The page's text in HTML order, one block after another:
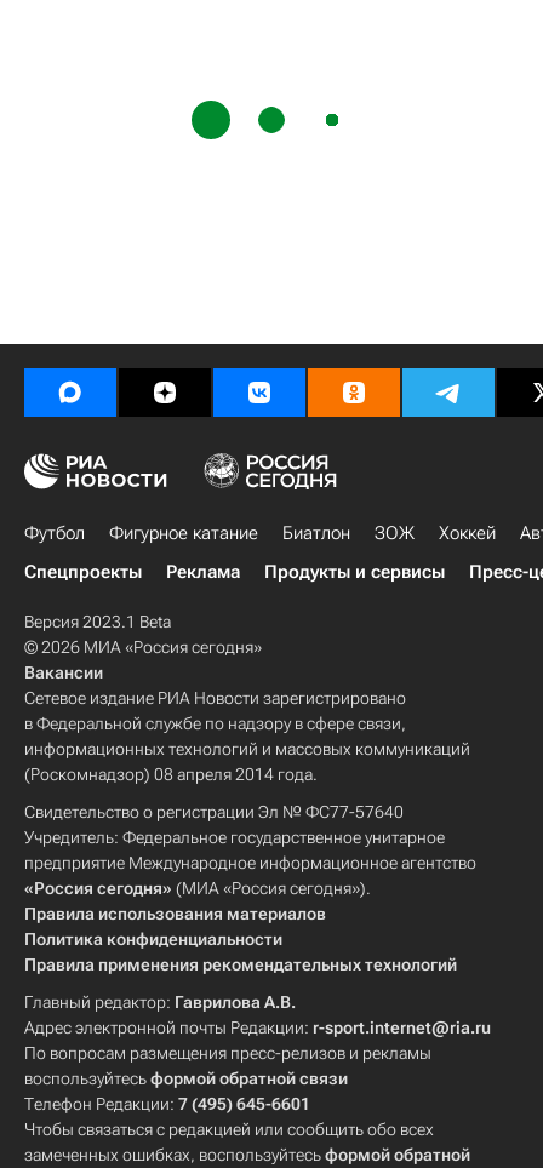
Футбол Фигурное катание Биатлон ЗОЖ Хоккей
Спецпроекты
Реклама Продукты и сервисы Пресс-
Версия 2023.1 Beta
© 2026 МИА «Россия сегодня»
Вакансии
Сетевое издание РИА Новости зарегистрировано
в Федеральной службе по надзору в сфере связи,
информационных технологий и массовых коммуникаций
(Роскомнадзор) 08 апреля 2014 года.
Свидетельство о регистрации Эл № ФС77-57640
Учредитель: Федеральное государственное унитарное
предприятие Международное информационное агентство
«Россия сегодня» (МИА «Россия сегодня»).
Правила использования материалов
Политика конфиденциальности
Правила применения рекомендательных технологий
Главный редактор: Гаврилова А.В.
Адрес электронной почты Редакции: r-sport.internet@ria.ru
По вопросам размещения пресс-релизов и рекламы
воспользуйтесьформой обратной связи
Телефон Редакции: 7 (495) 645-6601
Чтобы связаться с редакцией или сообщить обо всех
замеченных ошибках, воспользуйтесьформой обратной